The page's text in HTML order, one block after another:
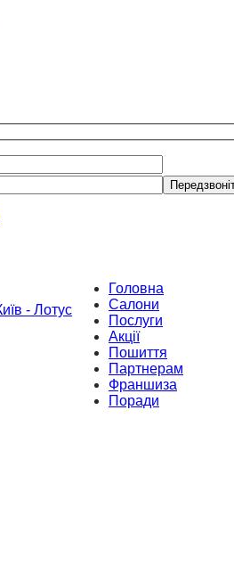
Головна
Салони
Послуги
Акції
Пошиття
Партнерам
Франшиза
Поради